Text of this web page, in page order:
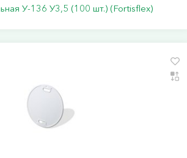
У-136 У3,5 (100 шт.) (Fortisflex)